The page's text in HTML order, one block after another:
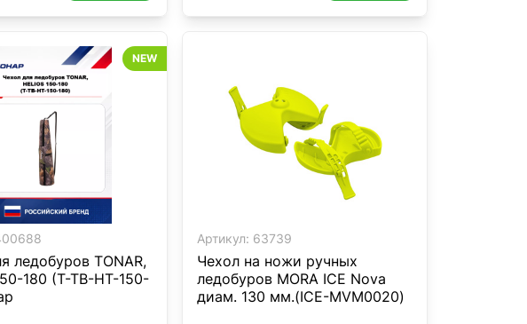
ледобуров TONAR,
180 (T-TB-HT-150-
NEW
Артикул: 63739
Чехол на ножи ручных
ледобуров MORA ICE Nova
диам. 130 мм.(ICE-MVM0020)